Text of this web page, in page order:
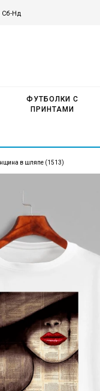
Сб-Нд
ФУТБОЛКИ С
ПРИНТАМИ
в шляпе (1513)